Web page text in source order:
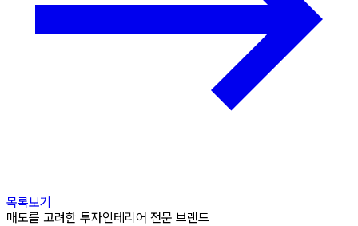
목록보기
매도를 고려한 투자인테리어 전문 브랜드